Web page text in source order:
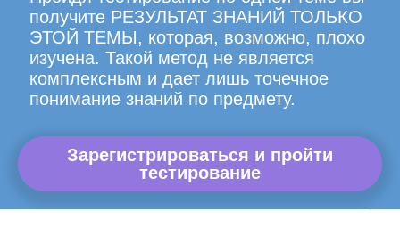
получите РЕЗУЛЬТАТ ЗНАНИЙ ТОЛЬКО
ЭТОЙ ТЕМЫ, которая, возможно, плохо
изучена. Такой метод не является
комплексным и дает лишь точечное
понимание знаний по предмету.
Зарегистрироваться и пройти
тестирование